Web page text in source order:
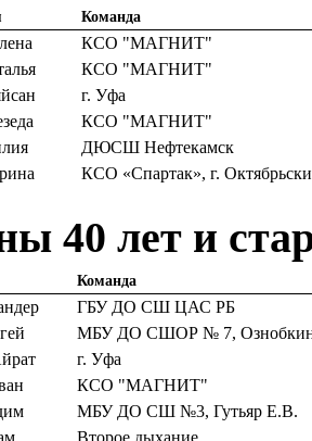
Команда
КСО "МАГНИТ"
КСО "МАГНИТ"
г. Уфа
КСО "МАГНИТ"
ДЮСШ Нефтекамск
КСО «Спартак», г.
40 лет и
Команда
ГБУ ДО СШ ЦАС РБ
МБУ ДО СШОР № 7,
г. Уфа
КСО "МАГНИТ"
МБУ ДО СШ №3, Гутьяр Е.В.